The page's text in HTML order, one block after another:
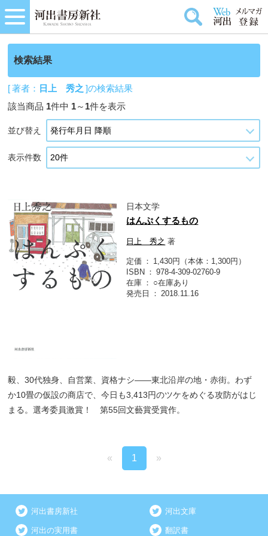
検索結果
[ 著者： 日上 秀之 ]の検索結果
該当商品 1件中 1～ 1件を表示
並び替え
表示件数
日本文学
はんぷくするもの
日上 秀之 著
定価
1,430円（本体：1,300円）
ISBN
978-4-309-02760-9
在庫
○在庫あり
発売日
2018.11.16
毅、30代独身、自営業、資格ナシ――東北沿岸の地・赤街。わず
か10畳の仮設の商店で、今日も3,413円のツケをめぐる攻防がはじ
まる。選考委員激賞！ 第55回文藝賞受賞作。
« 1 »
河出書房新社 河出文庫
河出の実用書 翻訳書